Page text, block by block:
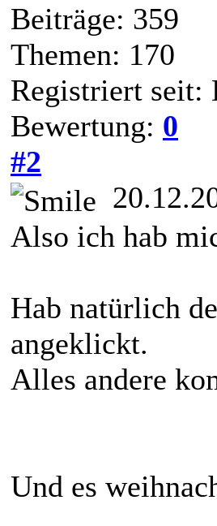
Beiträge: 359
Themen: 170
Registriert seit:
Bewertung: 0
#2
Also ich hab
Hab natürlich
angeklickt.
Alles andere
Und es